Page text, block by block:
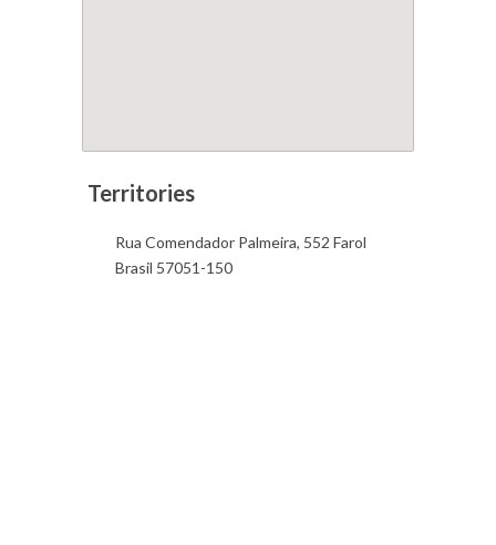
Rua Comendador Palmeira, 552 Farol
Brasil 57051-150